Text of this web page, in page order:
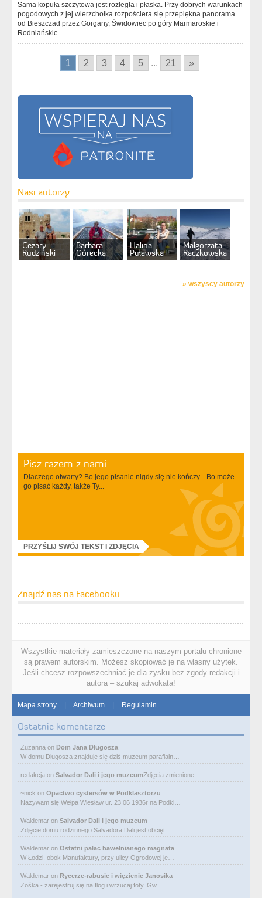
Sama kopuła szczytowa jest rozległa i płaska. Przy dobrych warunkach
pogodowych z jej wierzchołka rozpościera się przepiękna panorama
od Bieszczad przez Gorgany, Świdowiec po góry Marmaroskie i
Rodniańskie.
1 2 3 4 5 ... 21 »
Nasi autorzy
Cezary
Rudziński
Barbara
Górecka
Halina
Puławska
Małgorzata
Raczkowska
» wszyscy autorzy
Pisz razem z nami
Dlaczego otwarty? Bo jego pisanie nigdy się nie kończy... Bo może
go pisać każdy, także Ty...
PRZYŚLIJ SWÓJ TEKST I ZDJĘCIA
Znajdź nas na Facebooku
Wszystkie materiały zamieszczone na naszym portalu chronione
są prawem autorskim. Możesz skopiować je na własny użytek.
Jeśli chcesz rozpowszechniać je dla zysku bez zgody redakcji i
autora – szukaj adwokata!
Mapa strony | Archiwum | Regulamin
Ostatnie komentarze
Zuzanna on Dom Jana Długosza
W domu Długosza znajduje się dziś muzeum parafialn…
redakcja on Salvador Dali i jego muzeumZdjęcia zmienione.
~nick on Opactwo cystersów w Podklasztorzu
Nazywam się Wełpa Wiesław ur. 23 06 1936r na Podkl…
Waldemar on Salvador Dali i jego muzeum
Zdjęcie domu rodzinnego Salvadora Dali jest obcięt…
Waldemar on Ostatni pałac bawełnianego magnata
W Łodzi, obok Manufaktury, przy ulicy Ogrodowej je…
Waldemar on Rycerze-rabusie i więzienie Janosika
Zośka - zarejestruj się na flog i wrzucaj foty. Gw…